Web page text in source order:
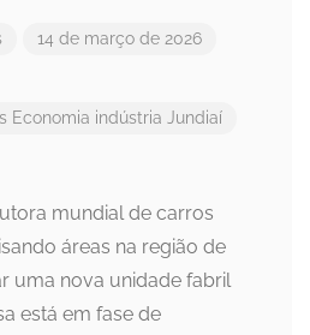
14 de março de 2026
Economia indústria Jundiaí
mundial de carros
áreas na região de
uma nova unidade fabril
está em fase de